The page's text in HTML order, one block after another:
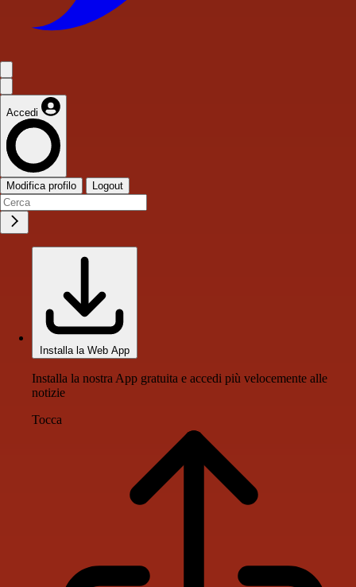
Accedi
Modifica profilo Logout
Installa la Web App
Installa la nostra App gratuita e accedi più velocemente alle
notizie
Tocca